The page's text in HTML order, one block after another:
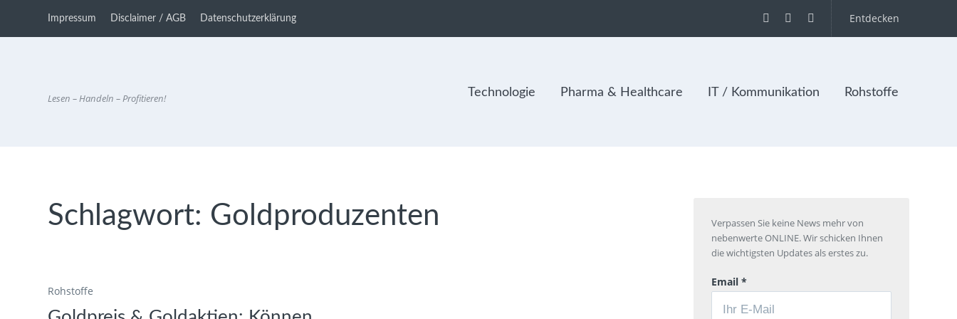
Impressum Disclaimer / AGB Datenschutzerklärung Entdecken
Lesen – Handeln – Profitieren! Technologie Pharma & Healthcare IT / Kommunikation Rohstoffe
Schlagwort: Goldproduzenten
Rohstoffe
Verpassen Sie keine News mehr von
nebenwerte ONLINE. Wir schicken Ihnen
die wichtigsten Updates als erstes zu.
Email *